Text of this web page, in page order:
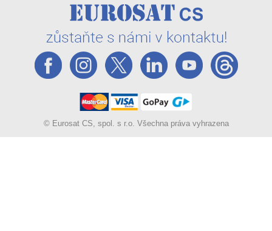
© Eurosat CS, spol. s r.o. Všechna práva vyhrazena